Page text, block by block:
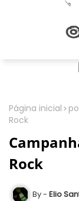
Página inicial
Rock
Rock
Elio